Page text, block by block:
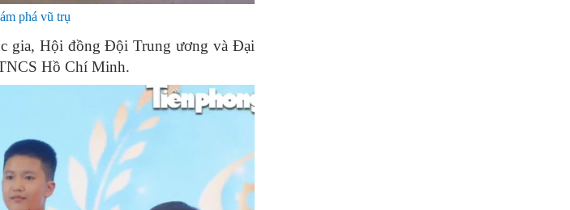
phá vũ trụ
gia, Hội đồng Đội Trung ương và Đại
Hồ Chí Minh.